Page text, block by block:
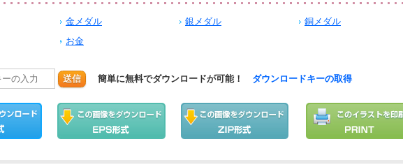
金メダル 銀メダル
銅メダル
お金
送信 簡単に無料でダウンロードが可能！ ダウンロードキーの取得